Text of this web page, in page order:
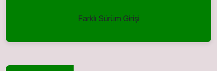
Farklı Sürüm Girişi